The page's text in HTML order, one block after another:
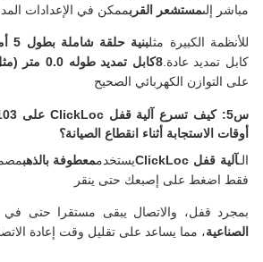
مباشر إلىمستشعر القربممكن في الإعدادات
للأنظمة الكبيرة مثلبنية حلقة شاملة بطول 5 أمتار أو 9 أمتار
كابل تمديد عادة.8كابل تمديد طوله 0.0 متر (مثل 330130-080)
على التوازن الكهربائي الصحيح
أوقات الاستجابة أثناء انقطاع الصيانة؟
الـآلية قفل ClickLoc يستخدممعطوفة بالذهب
فقط اضغط على إصبعك حتى ينقر
بمجرد قفل، والاتصال يبقى مستقرا حتى
الصناعية، مما يساعد على تقليل وقت إعادة